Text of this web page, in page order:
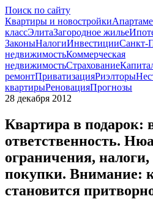
Поиск по сайту
Квартиры и новостройки
классЭлитаЗагородное жилье
ЗаконыНалогиИнвестицииСанкт-
недвижимостьКоммерческая
недвижимостьСтрахование
ремонтПриватизацияРиэлторы
квартирыРеновацияПрогнозы
28 декабря 2012
Квартира в подарок:
ответственность.
ограничения, налоги,
покупки. Внимание:
становится